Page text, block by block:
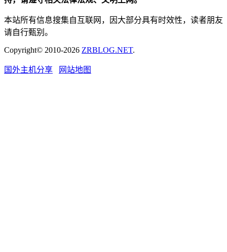
本站所有信息搜集自互联网，因大部分具有时效性，读者朋友
请自行甄别。
Copyright© 2010-2026 ZRBLOG.NET.
国外主机分享 网站地图